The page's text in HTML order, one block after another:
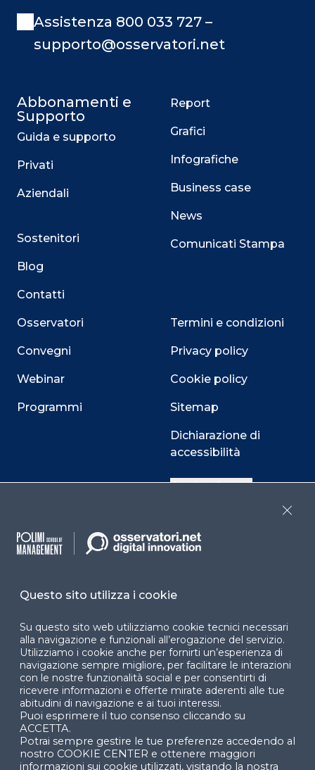
Assistenza 800 033 727 –
supporto@osservatori.net
Abbonamenti e
Supporto
Guida e supporto
Privati
Aziendali
Sostenitori
Blog
Contatti
Osservatori
Convegni
Webinar
Programmi
Report
Grafici
Infografiche
Business case
News
Comunicati Stampa
Termini e condizioni
Privacy policy
Cookie policy
Sitemap
Dichiarazione di
accessibilità
Cookie Center
Facebook LinkedIn
© 2024 Copyright © Politecnico di Milano Dipartimento
di Ingegneria Gestionale
Questo sito utilizza i cookie
Su questo sito web utilizziamo cookie tecnici necessari
alla navigazione e funzionali all’erogazione del servizio.
Utilizziamo i cookie anche per fornirti un’esperienza di
navigazione sempre migliore, per facilitare le interazioni
con le nostre funzionalità social e per consentirti di
ricevere informazioni e offerte mirate aderenti alle tue
abitudini di navigazione e ai tuoi interessi.
Puoi esprimere il tuo consenso cliccando su
ACCETTA.
Potrai sempre gestire le tue preferenze accedendo al
nostro COOKIE CENTER e ottenere maggiori
informazioni sui cookie utilizzati, visitando la nostra